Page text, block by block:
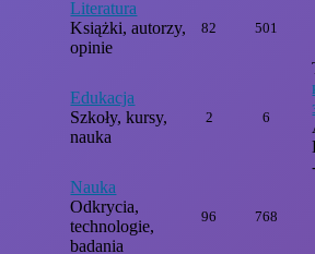
Literatura
Książki, autorzy,
opinie
82 501
Edukacja
Szkoły, kursy,
nauka
2 6
Nauka
Odkrycia,
technologie,
badania
96 768